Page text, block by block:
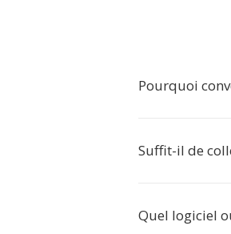
Pourquoi
Suffit-il de
Quel logiciel